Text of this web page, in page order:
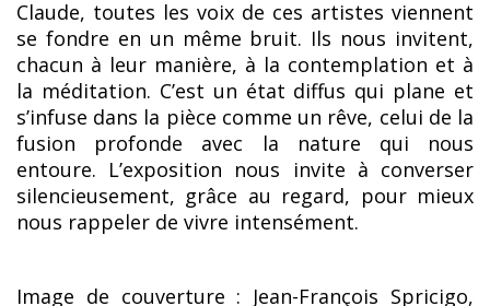
Claude, toutes les voix de ces artistes viennent
se fondre en un même bruit. Ils nous invitent,
chacun à leur manière, à la contemplation et à
la méditation. C’est un état diffus qui plane et
s’infuse dans la pièce comme un rêve, celui de la
fusion profonde avec la nature qui nous
entoure. L’exposition nous invite à converser
silencieusement, grâce au regard, pour mieux
nous rappeler de vivre intensément.
Image de couverture : Jean-François Spricigo,